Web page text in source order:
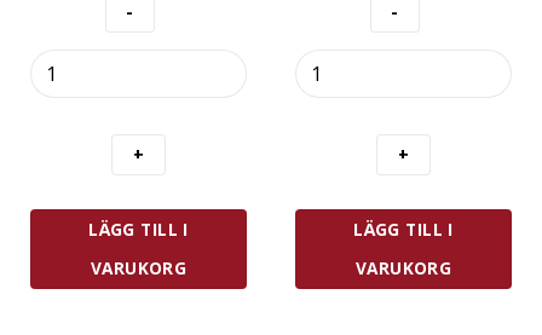
Paris
cm
ChocolateLÄGG TILL I
VARUKORG
Saltkvarn
mängd
LÄGG TILL I
VARUKORG